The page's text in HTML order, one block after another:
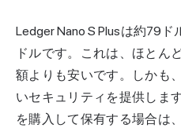
Ledger Nano S Plusは約79
ドルです。これは、ほとん
額よりも安いです。しかも
いセキュリティを提供しま
を購入して保有する場合は